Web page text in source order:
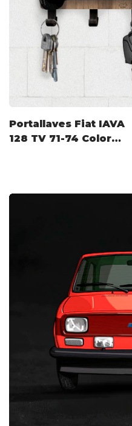
Portallaves Fiat IAVA
128 TV 71-74 Color